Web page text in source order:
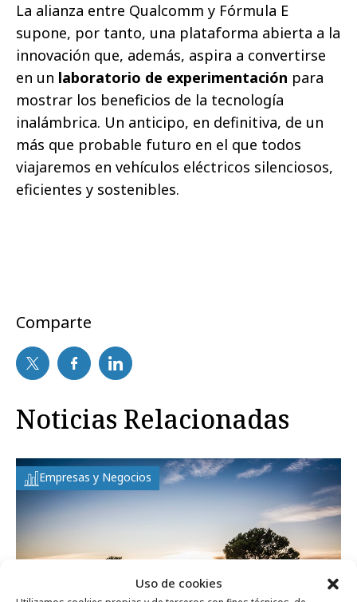
Uso de cookies
La alianza entre Qualcomm y Fórmula E
supone, por tanto, una plataforma abierta a la
innovación que, además, aspira a convertirse
en un laboratorio de experimentación para
mostrar los beneficios de la tecnología
inalámbrica. Un anticipo, en definitiva, de un
más que probable futuro en el que todos
viajaremos en vehículos eléctricos silenciosos,
eficientes y sostenibles.
Comparte
Noticias Relacionadas
Empresas y Negocios